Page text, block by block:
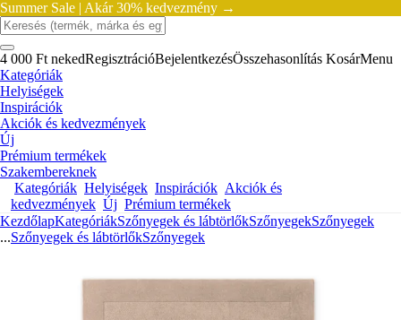
Summer Sale | Akár 30% kedvezmény →
4 000 Ft nekedRegisztrációBejelentkezésÖsszehasonlítás KosárMenu
Kategóriák
Helyiségek
Inspirációk
Akciók és kedvezmények
Új
Prémium termékek
Szakembereknek
Kategóriák Helyiségek Inspirációk Akciók és
kedvezmények Új Prémium termékek
KezdőlapKategóriákSzőnyegek és lábtörlőkSzőnyegekSzőnyegek
...Szőnyegek és lábtörlőkSzőnyegek